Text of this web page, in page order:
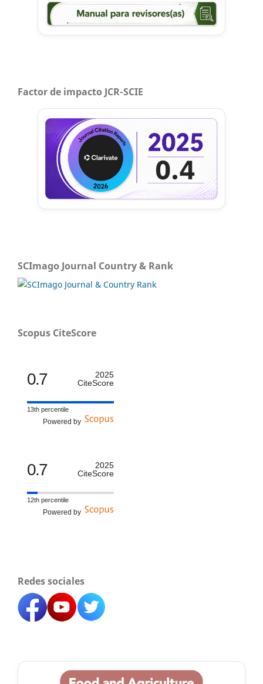
Factor de impacto JCR-SCIE
SCImago Journal Country & Rank
Scopus CiteScore
0.7
2025
CiteScore
13th percentile
Powered by
0.7
2025
CiteScore
12th percentile
Powered by
Redes sociales